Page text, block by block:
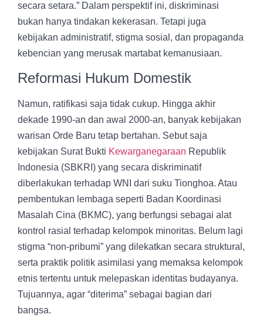
secara setara.” Dalam perspektif ini, diskriminasi
bukan hanya tindakan kekerasan. Tetapi juga
kebijakan administratif, stigma sosial, dan propaganda
kebencian yang merusak martabat kemanusiaan.
Reformasi Hukum Domestik
Namun, ratifikasi saja tidak cukup. Hingga akhir
dekade 1990-an dan awal 2000-an, banyak kebijakan
warisan Orde Baru tetap bertahan. Sebut saja
kebijakan Surat Bukti Kewarganegaraan Republik
Indonesia (SBKRI) yang secara diskriminatif
diberlakukan terhadap WNI dari suku Tionghoa. Atau
pembentukan lembaga seperti Badan Koordinasi
Masalah Cina (BKMC), yang berfungsi sebagai alat
kontrol rasial terhadap kelompok minoritas. Belum lagi
stigma “non-pribumi” yang dilekatkan secara struktural,
serta praktik politik asimilasi yang memaksa kelompok
etnis tertentu untuk melepaskan identitas budayanya.
Tujuannya, agar “diterima” sebagai bagian dari
bangsa.